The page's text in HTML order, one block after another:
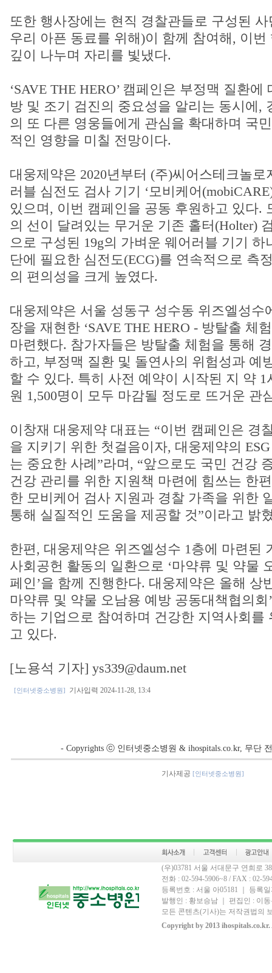
또한 행사장에는 현직 경찰관들로 구성된
우리 아픈 동료를 위해)이 함께 참여해, 이번
깊이 나누며 자리를 빛냈다.
‘SAVE THE HERO’ 캠페인은 부정맥 질환
방 및 조기 검진의 중요성을 알리는 동시에,
의 또 다른 영웅들에게 관심을 확대하며 국
적인 영향을 미칠 전망이다.
대웅제약은 2020년부터 (주)씨어스테크놀
러블 심전도 검사 기기 ‘모비케어
있으며, 이번 캠페인을 공동 후원하고 있다.
의 선이 달려있는 무거운 기존 홀터(Holter)
으로 구성된 19g의 가벼운 웨어러블 기기 하
단에 필요한 심전도(ECG)를 연속적으로 측
의 편의성을 크게 높였다.
대웅제약은 서울 성동구 성수동 위즈엘성수
장을 재현한 ‘SAVE THE HERO - 방탈출 체
마련했다. 참가자들은 방탈출 체험을 통해
하고, 부정맥 질환 및 돌연사의 위험성과 예
할 수 있다. 특히 사전 예약이 시작된 지 약
원 1,500명이 모두 마감될 정도로 뜨거운 관
이창재 대웅제약 대표는 “이번 캠페인은 경
을 지키기 위한 첫걸음이자, 대웅제약의
는 중요한 사례”라며, “앞으로도 국민 건강
건강 관리를 위한 지원책 마련에 힘쓰는 한
한 모비케어 검사 지원과 경찰 가족을 위한
통해 실질적인 도움을 제공할 것”이라고 밝
한편, 대웅제약은 위즈엘성수 1층에 마련된
사회공헌 활동의 일환으로 ‘마약류 및 약물
페인’을 함께 진행한다. 대웅제약은 올해 상
마약류 및 약물 오남용 예방 공동대책협의회
하는 기업으로 참여하며 건강한 지역사회를
고 있다.
[노용석 기자] ys339@daum.net
[인터넷중소병원] 기사입력 2024-11-28, 13:4
- Copyrights ⓒ 인터넷중소병원 & ihospitals.co.kr, 무단
기사제공 [인터넷중소병원]
(우)03781 서울 서대문구 연희로
전화 : 02-594-5906~8 / FAX : 02-
등록번호 : 서울 아05181 ｜ 등록
발행인 : 황보승남 ｜ 편집인 : 이
모든 콘텐츠(기사)는 저작권법의
Copyright by 2013 ihospitals.co.kr.